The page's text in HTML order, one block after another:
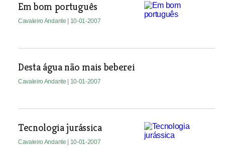
Em bom português
Cavaleiro Andante | 10-01-2007
Desta água não mais beberei
Cavaleiro Andante | 10-01-2007
Tecnologia jurássica
Cavaleiro Andante | 10-01-2007